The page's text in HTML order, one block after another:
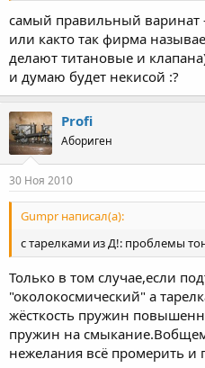
самый правильный варинат
или както так фирма
делают титановые и
и думаю будет некисой :?
Profi
Абориген
30 Ноя 2010
Gumpr написал(а):
с тарелками из Д!: проблемы
Только в том случае,если
"околокосмический" а
жёсткость пружин
пружин на
нежелания всё промерить и